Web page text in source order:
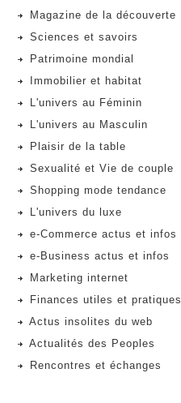
Magazine de la découverte
Sciences et savoirs
Patrimoine mondial
Immobilier et habitat
L'univers au Féminin
L'univers au Masculin
Plaisir de la table
Sexualité et Vie de couple
Shopping mode tendance
L'univers du luxe
e-Commerce actus et infos
e-Business actus et infos
Marketing internet
Finances utiles et pratiques
Actus insolites du web
Actualités des Peoples
Rencontres et échanges